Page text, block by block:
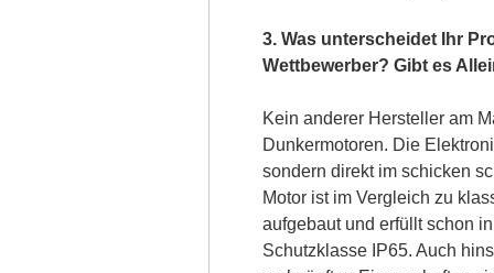
3. Was unterscheidet Ihr
Wettbewerber? Gibt es
Kein anderer Hersteller am
Dunkermotoren. Die
sondern direkt im schicken
Motor ist im Vergleich zu
aufgebaut und erfüllt schon
Schutzklasse IP65. Auch